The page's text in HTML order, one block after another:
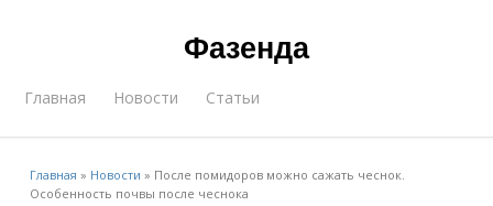
Фазенда
Главная Новости Статьи
Главная » Новости » После помидоров можно сажать чеснок.
Особенность почвы после чеснока